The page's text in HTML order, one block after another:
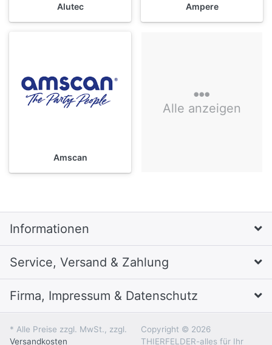
Alutec Ampere
Amscan
Alle anzeigen
Informationen
Service, Versand & Zahlung
Firma, Impressum & Datenschutz
* Alle Preise zzgl. MwSt., zzgl.
Versandkosten
Copyright © 2026
THIERFELDER-alles für Ihr